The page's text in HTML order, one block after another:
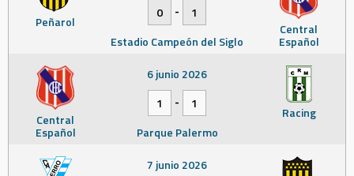
Peñarol Central
Español
0
-
1
Estadio Campeón del Siglo
Central
Español
Racing
6 junio 2026
1
-
1
Parque Palermo
7 junio 2026